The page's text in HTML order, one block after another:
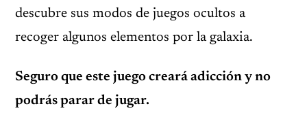
descubre sus modos de juegos ocultos a
recoger algunos elementos por la galaxia.
Seguro que este juego creará adicción y no
podrás parar de jugar.